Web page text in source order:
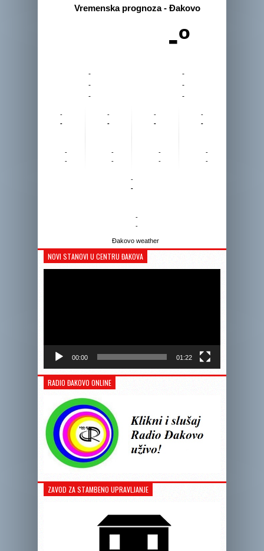
Vremenska prognoza - Đakovo
-º
-
-
-
-
-
-
-
-
-
-
-
-
-
-
-
-
-
-
-
-
-
-
-
-
-
-
Đakovo weather
NOVI STANOVI U CENTRU ĐAKOVA
00:00 01:22
RADIO ĐAKOVO ONLINE
ZAVOD ZA STAMBENO UPRAVLJANJE